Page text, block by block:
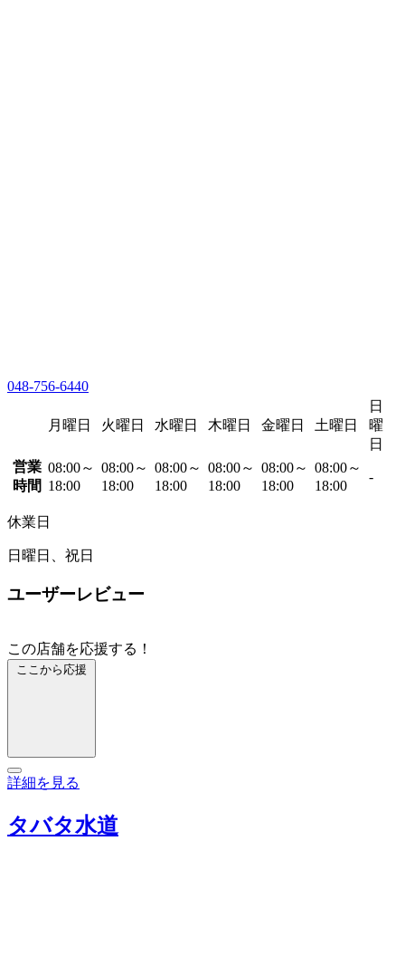
048-756-6440
月曜日 火曜日 水曜日 木曜日 金曜日 土曜日
日
曜
日
営業
時間
08:00～
18:00
08:00～
18:00
08:00～
18:00
08:00～
18:00
08:00～
18:00
08:00～
18:00
-
休業日
日曜日、祝日
ユーザーレビュー
この店舗を応援する！
ここから応援
詳細を見る
タバタ水道